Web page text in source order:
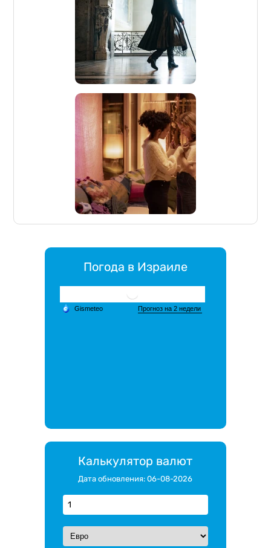
Погода в Израиле
Калькулятор валют
Дата обновления: 06-08-2026